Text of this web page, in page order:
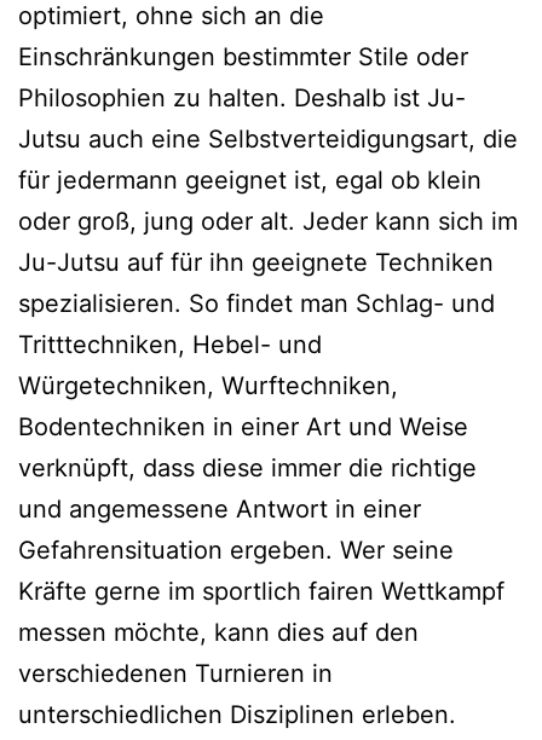
optimiert, ohne sich an die
Einschränkungen bestimmter Stile oder
Philosophien zu halten. Deshalb ist Ju-
Jutsu auch eine Selbstverteidigungsart, die
für jedermann geeignet ist, egal ob klein
oder groß, jung oder alt. Jeder kann sich im
Ju-Jutsu auf für ihn geeignete Techniken
spezialisieren. So findet man Schlag- und
Tritttechniken, Hebel- und
Würgetechniken, Wurftechniken,
Bodentechniken in einer Art und Weise
verknüpft, dass diese immer die richtige
und angemessene Antwort in einer
Gefahrensituation ergeben. Wer seine
Kräfte gerne im sportlich fairen Wettkampf
messen möchte, kann dies auf den
verschiedenen Turnieren in
unterschiedlichen Disziplinen erleben.